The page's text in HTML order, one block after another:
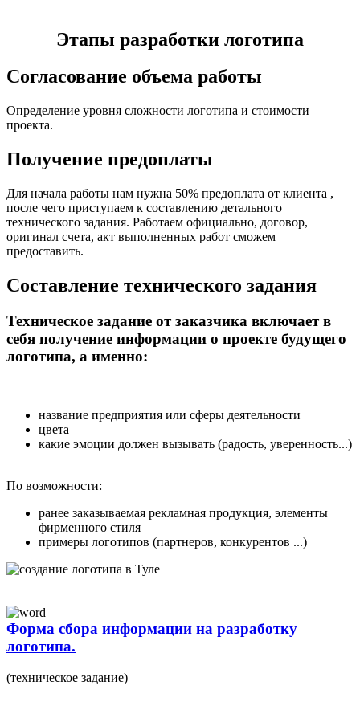
Этапы разработки логотипа
Согласование объема работы
Определение уровня сложности логотипа и стоимости
проекта.
Получение предоплаты
Для начала работы нам нужна 50% предоплата от клиента ,
после чего приступаем к составлению детального
технического задания. Работаем официально, договор,
оригинал счета, акт выполненных работ сможем
предоставить.
Составление технического задания
Техническое задание от заказчика включает в
себя получение информации о проекте будущего
логотипа, а именно:
название предприятия или сферы деятельности
цвета
какие эмоции должен вызывать (радость, уверенность...)
По возможности:
ранее заказываемая рекламная продукция, элементы
фирменного стиля
примеры логотипов (партнеров, конкурентов ...)
Форма сбора информации на разработку
логотипа.
(техническое задание)